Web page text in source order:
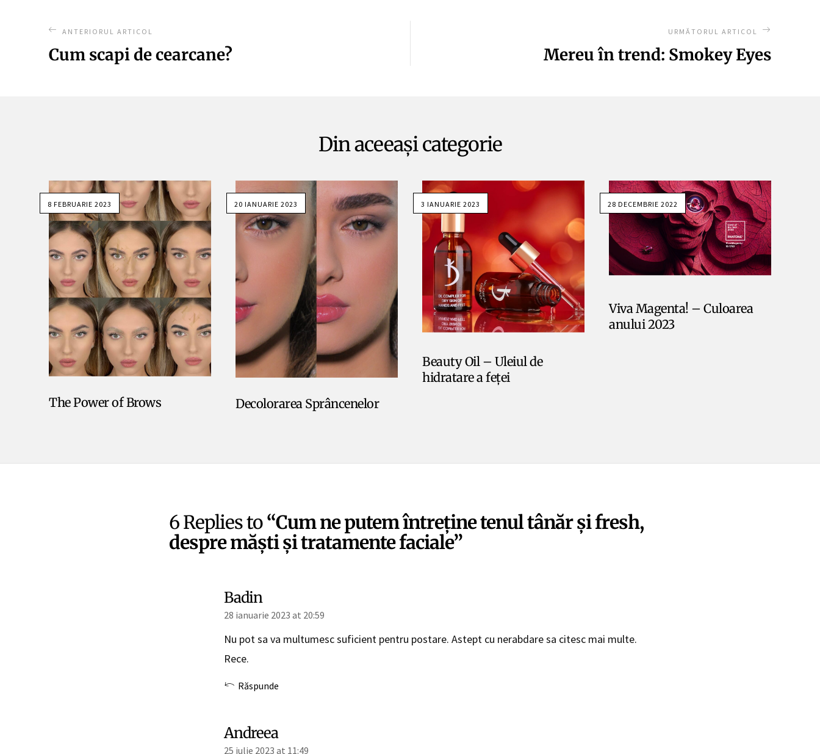
ANTERIORUL ARTICOL
Cum scapi de cearcane?
URMĂTORUL ARTICOL
Mereu în trend: Smokey Eyes
Din aceeași categorie
8 FEBRUARIE 2023
The Power of Brows
20 IANUARIE 2023
Decolorarea Sprâncenelor
3 IANUARIE 2023
Beauty Oil – Uleiul de
hidratare a feței
28 DECEMBRIE 2022
Viva Magenta! – Culoarea
anului 2023
6 Replies to“Cum ne putem întreține tenul tânăr și fresh,
despre măști și tratamente faciale”
Badin
28 ianuarie 2023 at 20:59
Nu pot sa va multumesc suficient pentru postare. Astept cu nerabdare sa citesc mai multe.
Rece.
Răspunde
Andreea
25 iulie 2023 at 11:49